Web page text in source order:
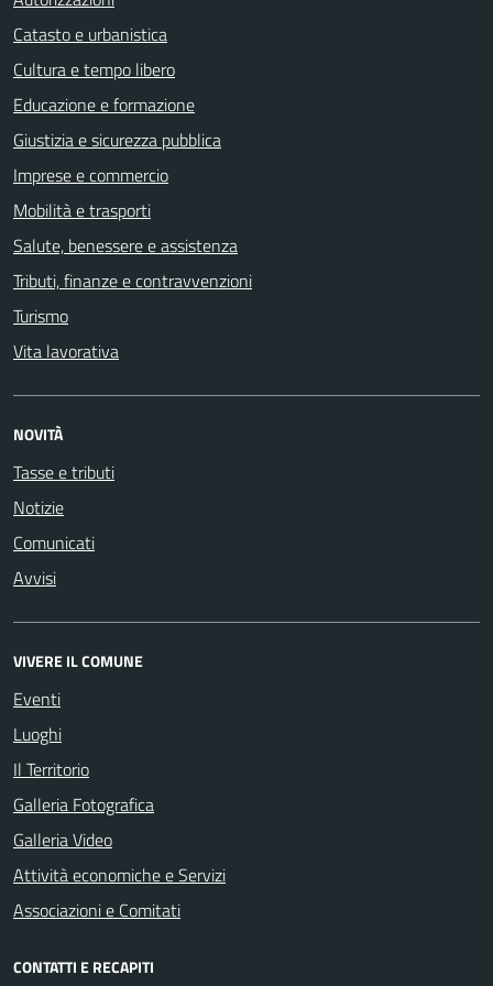
Catasto e urbanistica
Cultura e tempo libero
Educazione e formazione
Giustizia e sicurezza pubblica
Imprese e commercio
Mobilità e trasporti
Salute, benessere e assistenza
Tributi, finanze e contravvenzioni
Turismo
Vita lavorativa
NOVITÀ
Tasse e tributi
Notizie
Comunicati
Avvisi
VIVERE IL COMUNE
Eventi
Luoghi
Il Territorio
Galleria Fotografica
Galleria Video
Attività economiche e Servizi
Associazioni e Comitati
CONTATTI E RECAPITI